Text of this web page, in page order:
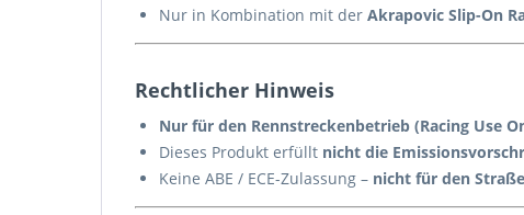
Nur in Kombination mit der Akrapovic Slip-On
Rechtlicher Hinweis
Nur für den Rennstreckenbetrieb (Racing Use
Dieses Produkt erfüllt nicht die
Keine ABE / ECE-Zulassung – nicht für den